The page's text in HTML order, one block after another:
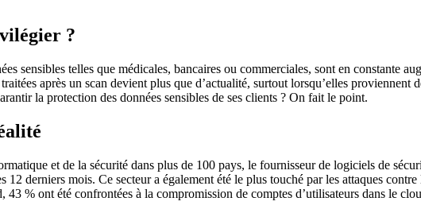
?
sensibles telles que médicales, bancaires ou commerciales, sont en constante
après un scan devient plus que d’actualité, surtout lorsqu’elles proviennent
la protection des données sensibles de ses clients ? On fait le point.
et de la sécurité dans plus de 100 pays, le fournisseur de logiciels de
derniers mois. Ce secteur a également été le plus touché par les attaques
% ont été confrontées à la compromission de comptes d’utilisateurs dans le